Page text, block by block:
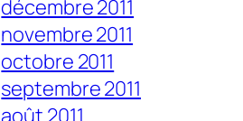
décembre 2011
novembre 2011
octobre 2011
septembre 2011
août 2011